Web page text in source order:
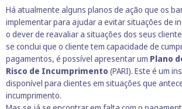
Há atualmente alguns planos de ação que os
implementar para ajudar a evitar situações de
o dever de reavaliar a situações dos seus
se conclui que o cliente tem capacidade de
pagamentos, é possível apresentar um Plano
Risco de Incumprimento (PARI). Este é um
disponível para clientes em situações que
incumprimento.